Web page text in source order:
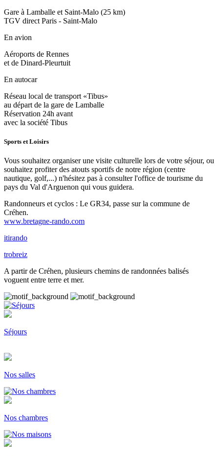
Gare à Lamballe et Saint-Malo (25 km)
TGV direct Paris - Saint-Malo
En avion
Aéroports de Rennes
et de Dinard-Pleurtuit
En autocar
Réseau local de transport «Tibus»
au départ de la gare de Lamballe
Réservation 24h avant
avec la société Tibus
Sports et Loisirs
Vous souhaitez organiser une visite culturelle lors de votre séjour, ou
souhaitez profiter des atouts sportifs de notre région (centre
nautique, golf,...) n'hésitez pas à consulter l'office de tourisme du
pays du Val d'Arguenon qui vous guidera.
Randonneurs et cyclos : Le GR34, passe sur la commune de
Créhen.
www.bretagne-rando.com
itirando
trobreiz
A partir de Créhen, plusieurs chemins de randonnées balisés
voguent entre terre et mer.
Séjours
Nos salles
Nos chambres